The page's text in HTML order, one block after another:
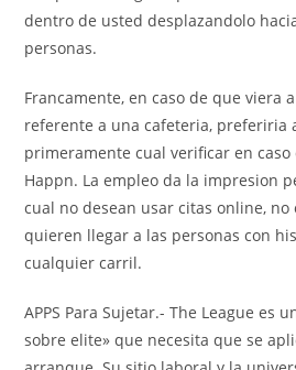
dentro de usted desplazandolo
personas.
Francamente, en caso de que viera
referente a una cafeteria, preferiria
primeramente cual verificar en caso
Happn. La empleo da la impresion
cual no desean usar citas online,
quieren llegar a las personas con
cualquier carril.
APPS Para Sujetar.- The League es
sobre elite» que necesita que se